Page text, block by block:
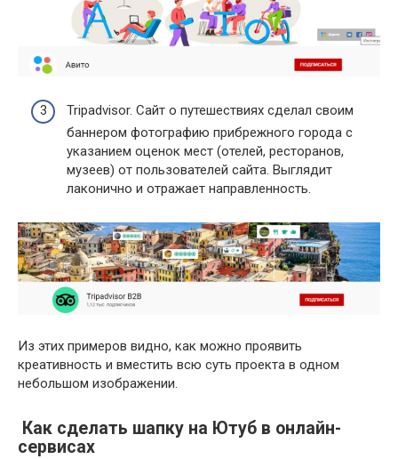
Tripadvisor. Сайт о путешествиях сделал своим
баннером фотографию прибрежного города с
указанием оценок мест (отелей, ресторанов,
музеев) от пользователей сайта. Выглядит
лаконично и отражает направленность.
Из этих примеров видно, как можно проявить
креативность и вместить всю суть проекта в одном
небольшом изображении.
Как сделать шапку на Ютуб в онлайн-
сервисах